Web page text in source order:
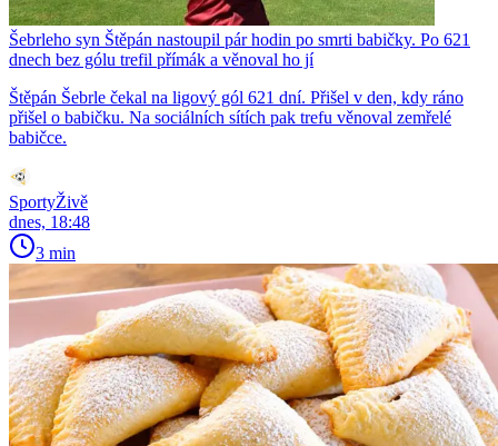
Šebrleho syn Štěpán nastoupil pár hodin po smrti babičky. Po 621
dnech bez gólu trefil přímák a věnoval ho jí
Štěpán Šebrle čekal na ligový gól 621 dní. Přišel v den, kdy ráno
přišel o babičku. Na sociálních sítích pak trefu věnoval zemřelé
babičce.
SportyŽivě
dnes, 18:48
3 min